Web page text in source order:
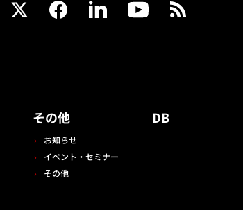
その他
お知らせ
イベント・セミナー
その他
DB